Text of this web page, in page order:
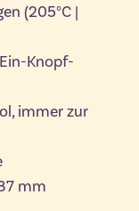
(205°C |
Knopf-
immer zur
mm